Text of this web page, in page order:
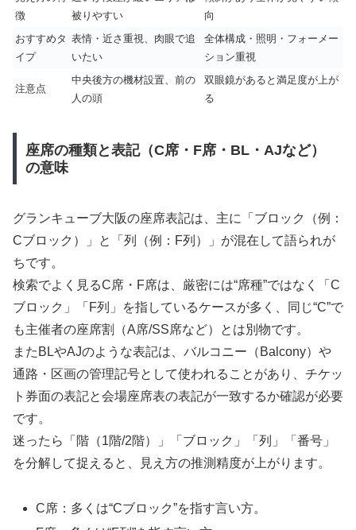
徴
被りやすい
向
おすすめタ
イプ
表情・近さ重視、肉眼で追
いたい
全体構成・照明・フォーメー
ション重視
注意点
中央後方の機材設置、前の
人の頭
双眼鏡があると満足度が上が
る
座席の種類と表記（C席・F席・BL・AJなど）
の意味
グランキューブ大阪の座席表記は、主に「ブロック（例：
Cブロック）」と「列（例：F列）」が混在して語られが
ちです。
検索でよく見るC席・F席は、厳密には“席種”ではなく「C
ブロック」「F列」を指しているケースが多く、同じ“C”で
も主催者の座席割（A席/SS席など）とは別物です。
またBLやAJのような表記は、バルコニー（Balcony）や
通路・区画の管理記号として使われることがあり、チケッ
ト券面の表記と会場座席表の表記が一致するか確認が必要
です。
迷ったら「階（1階/2階）」「ブロック」「列」「番号」
を分解して捉えると、見え方の推測精度が上がります。
C席：多くは“Cブロック”を指す言い方。